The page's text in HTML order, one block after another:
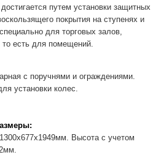
путем установки защитных
покрытия на ступенях и
для торговых залов,
есть для помещений.
с поручнями и ограждениями.
установки колес.
Высота с учетом